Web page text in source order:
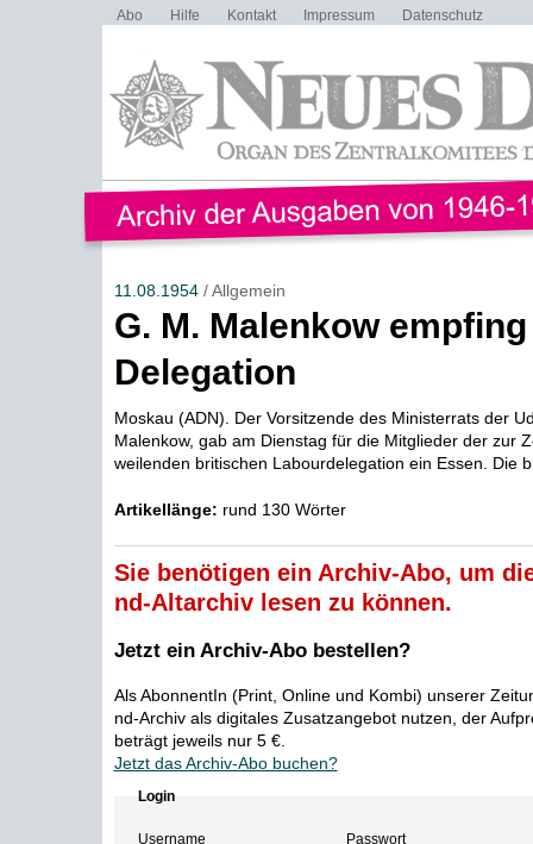
Abo Hilfe Kontakt Impressum Datenschutz
11.08.1954/ Allgemein
G. M. Malenkow
Delegation
Moskau (ADN). Der Vorsitzende des Ministerrats der
Malenkow, gab am Dienstag für die Mitglieder der zur
weilenden britischen Labourdelegation ein Essen. Die
Artikellänge: rund 130 Wörter
Sie benötigen ein Archiv-Abo, um
nd-Altarchiv lesen zu können.
Jetzt ein Archiv-Abo bestellen?
Als AbonnentIn (Print, Online und Kombi) unserer
nd-Archiv als digitales Zusatzangebot nutzen, der
beträgt jeweils nur 5 €.
Jetzt das Archiv-Abo buchen?
Login
Username Passwort